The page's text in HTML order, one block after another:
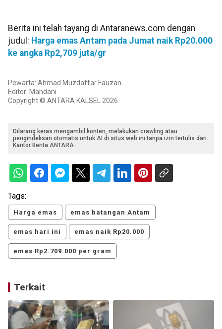
Berita ini telah tayang di Antaranews.com dengan
judul: Harga emas Antam pada Jumat naik Rp20.000
ke angka Rp2,709 juta/gr
Pewarta: Ahmad Muzdaffar Fauzan
Editor: Mahdani
Copyright © ANTARA KALSEL 2026
Dilarang keras mengambil konten, melakukan crawling atau
pengindeksan otomatis untuk AI di situs web ini tanpa izin tertulis dari
Kantor Berita ANTARA.
Tags:
Harga emas emas batangan Antam
emas hari ini emas naik Rp20.000
emas Rp2.709.000 per gram
Terkait